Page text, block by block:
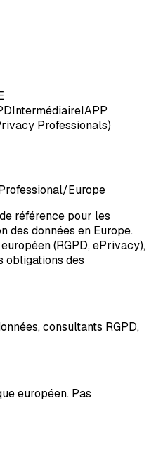
IntermédiaireIAPP
Professionals)
Europe
référence pour les
des données en Europe.
(RGPD, ePrivacy),
obligations des
consultants RGPD,
européen. Pas